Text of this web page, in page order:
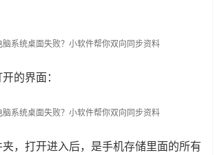
的界面：
，打开进入后，是手机存储里面的所有